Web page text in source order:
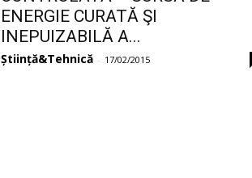
ENERGIE CURATĂ ŞI
INEPUIZABILĂ A...
Știință&Tehnică - 17/02/2015